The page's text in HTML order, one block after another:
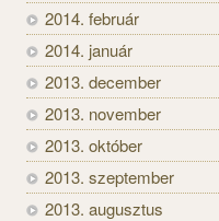
2014. február
2014. január
2013. december
2013. november
2013. október
2013. szeptember
2013. augusztus